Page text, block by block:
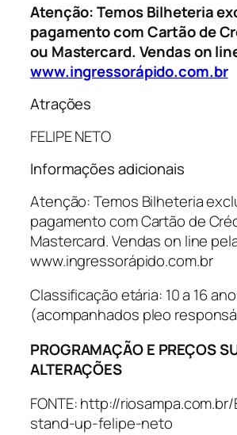
Atenção: Temos Bilheteria
pagamento com Cartão de
ou Mastercard. Vendas on
www.ingressorápido.com.br
Atrações
FELIPE NETO
Informações adicionais
Atenção: Temos Bilheteria
pagamento com Cartão de
Mastercard. Vendas on line
www.ingressorápido.com.br
Classificação etária: 10 a 16
(acompanhados pleo
PROGRAMAÇÃO E PREÇOS
ALTERAÇÕES
FONTE: http://
stand-up-felipe-neto